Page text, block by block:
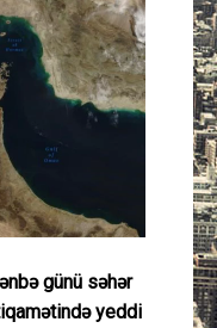
Müsahibə
Layihə
Gündəm
Cəmiyyət
günü səhər
yeddi